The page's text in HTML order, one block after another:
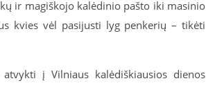
ir magiškojo kalėdinio pašto iki masinio
kvies vėl pasijusti lyg penkerių – tikėti
į Vilniaus kalėdiškiausios dienos